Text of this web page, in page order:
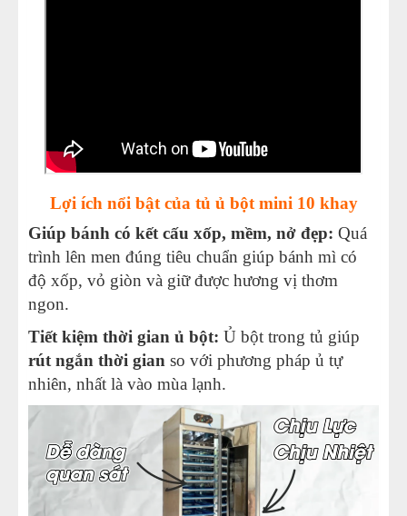
Lợi ích nổi bật của tủ ủ bột mini 10 khay
Giúp bánh có kết cấu xốp, mềm, nở đẹp: Quá
trình lên men đúng tiêu chuẩn giúp bánh mì có
độ xốp, vỏ giòn và giữ được hương vị thơm
ngon.
Tiết kiệm thời gian ủ bột: Ủ bột trong tủ giúp
rút ngắn thời gian so với phương pháp ủ tự
nhiên, nhất là vào mùa lạnh.